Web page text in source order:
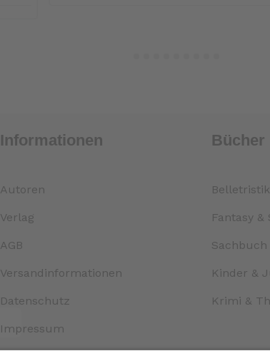
Informationen
Autoren
Verlag
AGB
Versandinformationen
Datenschutz
Impressum
Bücher
Fantasy &
Sachbuch
Kinder &
Krimi &